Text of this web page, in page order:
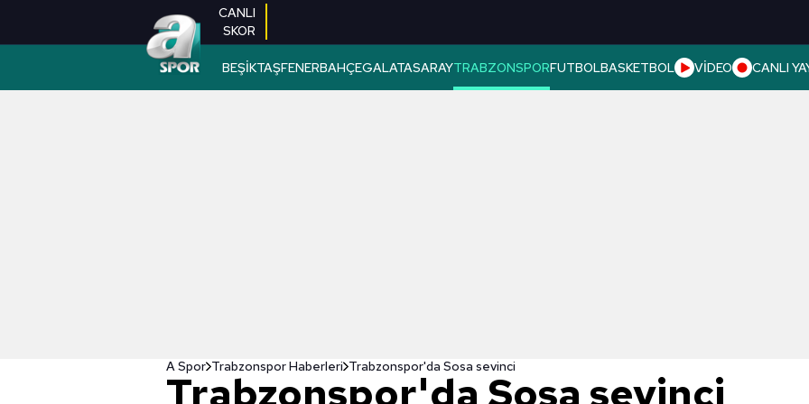
CANLI
SKOR
BEŞİKTAŞFENERBAHÇEGALATASARAYTRABZONSPORFUTBOLBASKETBOL VİDEO CANLI
A Spor Trabzonspor Haberleri Trabzonspor'da Sosa sevinci
Trabzonspor'da Sosa sevinci